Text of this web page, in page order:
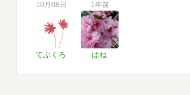
10月08日
てぶくろ
1年前
はね